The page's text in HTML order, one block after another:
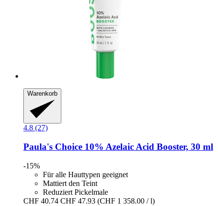
Warenkorb
4.8 (27)
Paula's Choice 10% Azelaic Acid Booster, 30 ml
-15%
Für alle Hauttypen geeignet
Mattiert den Teint
Reduziert Pickelmale
CHF 40.74 CHF 47.93 (CHF 1 358.00 / l)